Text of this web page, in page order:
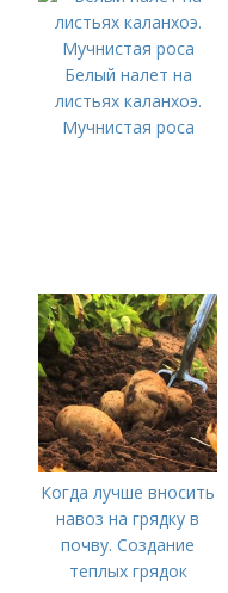
Белый налет на
листьях каланхоэ.
Мучнистая роса
Когда лучше вносить
навоз на грядку в
почву. Создание
теплых грядок